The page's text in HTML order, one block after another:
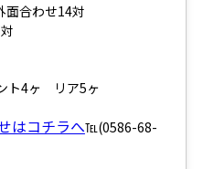
面合わせ14対
ト4ヶ リア5ヶ
はコチラへ℡(0586-68-